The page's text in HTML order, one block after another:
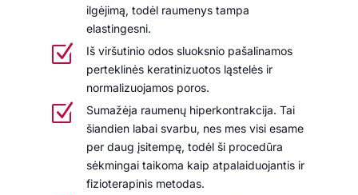
ilgėjimą, todėl raumenys tampa
elastingesni.
Z
Iš viršutinio odos sluoksnio pašalinamos
perteklinės keratinizuotos ląstelės ir
normalizuojamos poros.
Z
Sumažėja raumenų hiperkontrakcija. Tai
šiandien labai svarbu, nes mes visi esame
per daug įsitempę, todėl ši procedūra
sėkmingai taikoma kaip atpalaiduojantis ir
fizioterapinis metodas.